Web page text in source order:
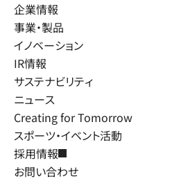
企業情報
事業・製品
イノベーション
IR情報
サステナビリティ
ニュース
Creating for Tomorrow
スポーツ・イベント活動
採用情報
お問い合わせ